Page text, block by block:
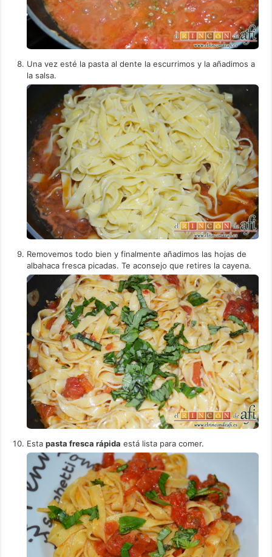
Una vez esté la pasta al dente la escurrimos y la añadimos a
la salsa.
Removemos todo bien y finalmente añadimos las hojas de
albahaca fresca picadas. Te aconsejo que retires la cayena.
Estapasta fresca rápida está lista para comer.